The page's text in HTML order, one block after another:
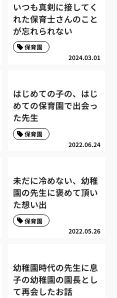
いつも真剣に接してく
れた保育士さんのこと
が忘れられない
2024.03.01
保育園
はじめての子の、はじ
めての保育園で出会っ
た先生
2022.06.24
保育園
未だに冷めない、幼稚
園の先生に褒めて頂い
た想い出
2022.05.26
保育園
幼稚園時代の先生に息
子の幼稚園の園長とし
て再会したお話